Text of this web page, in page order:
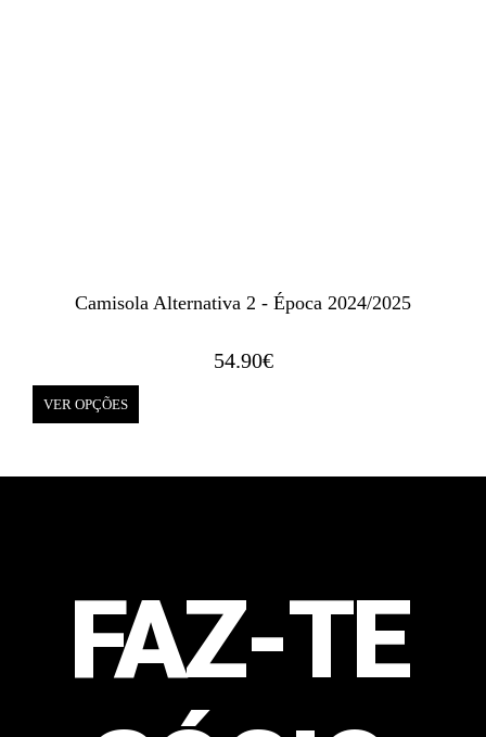
Camisola Alternativa 2 - Época 2024/2025
54.90€
VER OPÇÕES
FAZ-TE